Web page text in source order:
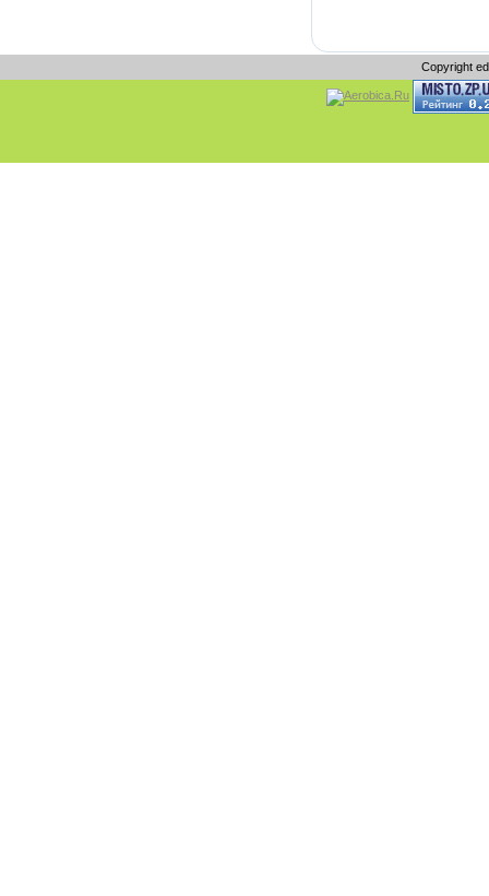
Copyright